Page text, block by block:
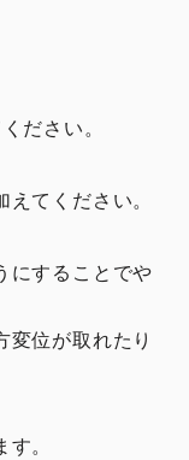
ださい。
てください。
にすることでや
変位が取れたり
。